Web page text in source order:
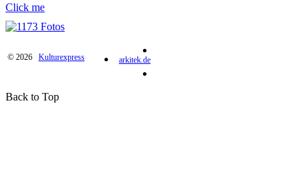
Click me
© 2026 Kulturexpress arkitek.de
Back to Top